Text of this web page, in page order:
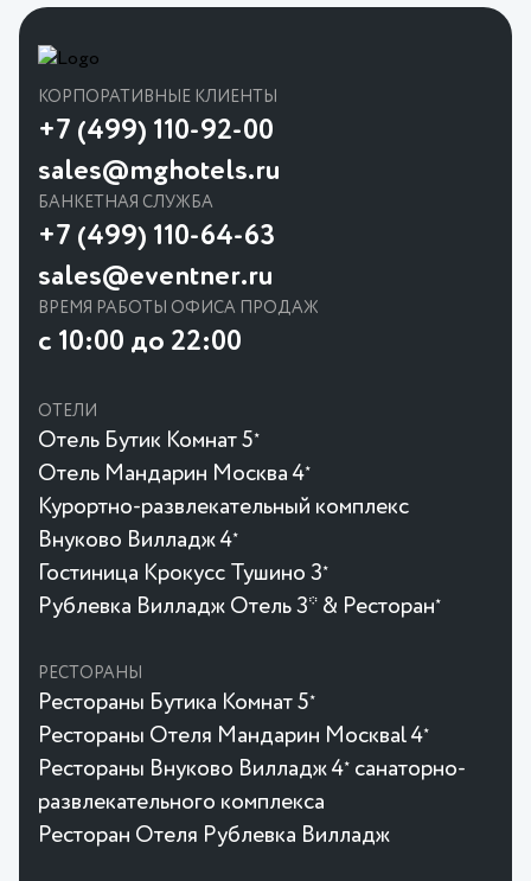
КОРПОРАТИВНЫЕ КЛИЕНТЫ
+7 (499) 110-92-00
sales@mghotels.ru
БАНКЕТНАЯ СЛУЖБА
+7 (499) 110-64-63
sales@eventner.ru
ВРЕМЯ РАБОТЫ ОФИСА ПРОДАЖ
с 10:00 до 22:00
ОТЕЛИ
Отель Бутик Комнат 5★
Отель Мандарин Москва 4★
Курортно-развлекательный комплекс
Внуково Вилладж 4★
Гостиница Крокусc Тушино 3★
Рублевка Вилладж Отель 3* & Ресторан★
РЕСТОРАНЫ
Рестораны Бутика Комнат 5★
Рестораны Отеля Мандарин Москваl 4★
Рестораны Внуково Вилладж 4★
санаторно-
развлекательного комплекса
Ресторан Отеля Рублевка Вилладж